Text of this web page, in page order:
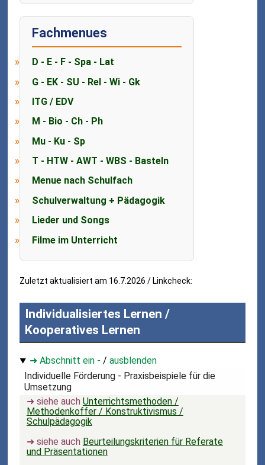
Fachmenues
D - E - F - Spa - Lat
G - EK - SU - Rel - Wi - Gk
ITG / EDV
M - Bio - Ch - Ph
Mu - Ku - Sp
T - HTW - AWT - WBS - Basteln
Menue nach Schulfach
Schulverwaltung + Pädagogik
Lieder und Songs
Filme im Unterricht
Zuletzt aktualisiert am 16.7.2026 / Linkcheck:
Individualisiertes Lernen /
Kooperatives Lernen
➜ Abschnitt ein - /ausblenden
Individuelle Förderung - Praxisbeispiele für die
Umsetzung
➜ siehe auch Unterrichtsmethoden /
Methodenkoffer / Konstruktivismus /
Schulpädagogik
➜ siehe auch Beurteilungskriterien für Referate
und Präsentationen